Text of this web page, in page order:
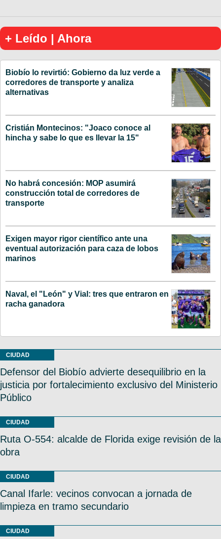
+ Leído | Ahora
Biobío lo revirtió: Gobierno da luz verde a
corredores de transporte y analiza
alternativas
Cristián Montecinos: "Joaco conoce al
hincha y sabe lo que es llevar la 15"
No habrá concesión: MOP asumirá
construcción total de corredores de
transporte
Exigen mayor rigor científico ante una
eventual autorización para caza de lobos
marinos
Naval, el "León" y Vial: tres que entraron en
racha ganadora
CIUDAD
Defensor del Biobío advierte desequilibrio en la
justicia por fortalecimiento exclusivo del Ministerio
Público
CIUDAD
Ruta O-554: alcalde de Florida exige revisión de la
obra
CIUDAD
Canal Ifarle: vecinos convocan a jornada de
limpieza en tramo secundario
CIUDAD